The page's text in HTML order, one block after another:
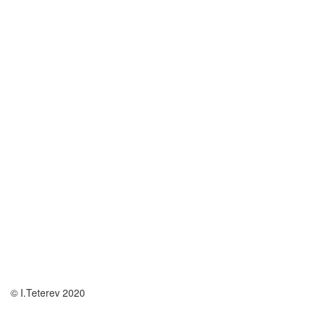
© I.Teterev 2020